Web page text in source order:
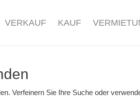
VERKAUF KAUF
Verfeinern Sie Ihre Suche oder